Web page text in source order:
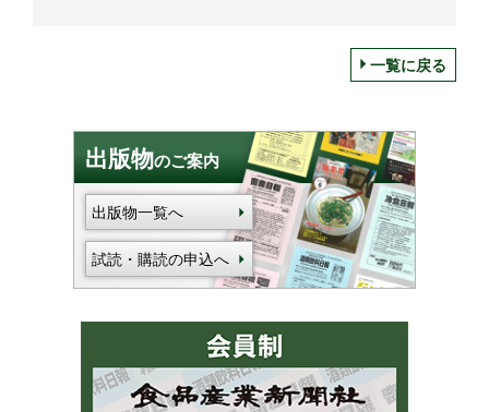
一覧に戻る
出版物のご案内
出版物一覧へ
試読・購読の申込へ